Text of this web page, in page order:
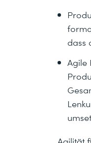
dass
Agile